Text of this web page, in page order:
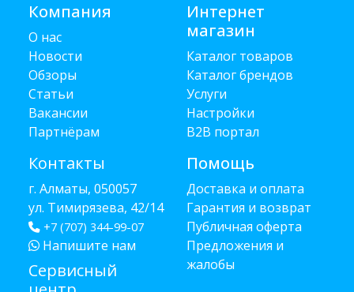
Компания
О нас
Новости
Обзоры
Статьи
Вакансии
Партнёрам
Контакты
г. Алматы, 050057
ул. Тимирязева, 42/14
+7 (707) 344-99-07
Напишите нам
Сервисный
Интернет
магазин
Каталог товаров
Каталог брендов
Услуги
Настройки
B2B портал
Помощь
Доставка и оплата
Гарантия и возврат
Публичная оферта
Предложения и
жалобы